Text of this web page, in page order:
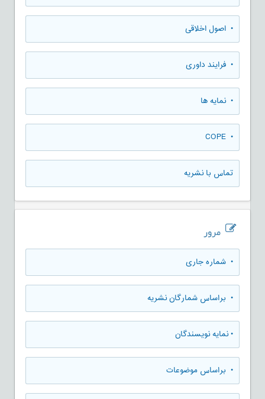
• اصول اخلاقی
• فرایند داوری
• نمایه ها
• COPE
تماس با نشریه
مرور
• شماره جاری
• براساس شمارگان نشریه
•نمایه نویسندگان
• براساس موضوعات